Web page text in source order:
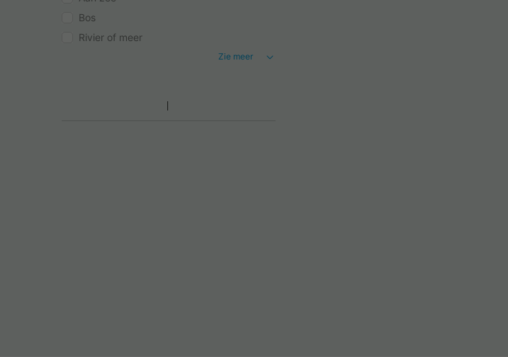
Bos
Rivier of meer
Zie meer